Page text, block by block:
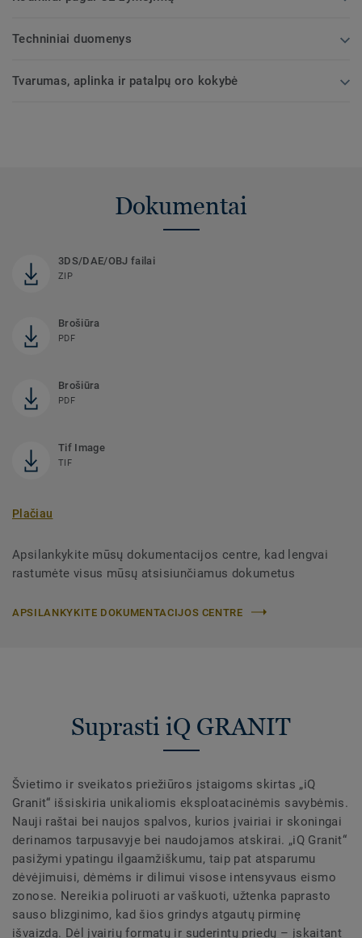
Techniniai duomenys
Tvarumas, aplinka ir patalpų oro kokybė
Dokumentai
3DS/DAE/OBJ failai
ZIP
Brošiūra
PDF
Brošiūra
PDF
Tif Image
TIF
Plačiau
Apsilankykite mūsų dokumentacijos centre, kad lengvai
rastumėte visus mūsų atsisiunčiamus dokumetus
APSILANKYKITE DOKUMENTACIJOS CENTRE
Suprasti iQ GRANIT
Švietimo ir sveikatos priežiūros įstaigoms skirtas „iQ
Granit“ išsiskiria unikaliomis eksploatacinėmis savybėmis.
Nauji raštai bei naujos spalvos, kurios įvairiai ir skoningai
derinamos tarpusavyje bei naudojamos atskirai. „iQ Granit“
pasižymi ypatingu ilgaamžiškumu, taip pat atsparumu
dėvėjimuisi, dėmėms ir dilimui visose intensyvaus eismo
zonose. Nereikia poliruoti ar vaškuoti, užtenka paprasto
sauso blizginimo, kad šios grindys atgautų pirminę
išvaizdą. Dėl įvairių formatų ir suderintų priedų – įskaitant